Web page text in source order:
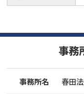
事務
事務所名 春田